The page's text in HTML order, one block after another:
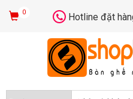
0 Hotline đặt